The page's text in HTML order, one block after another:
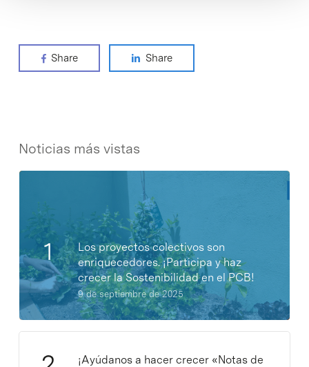
Share Share
Noticias más vistas
Los proyectos colectivos son
enriquecedores. ¡Participa y haz
crecer la Sostenibilidad en el PCB!
9 de septiembre de 2025
¡Ayúdanos a hacer crecer «Notas de